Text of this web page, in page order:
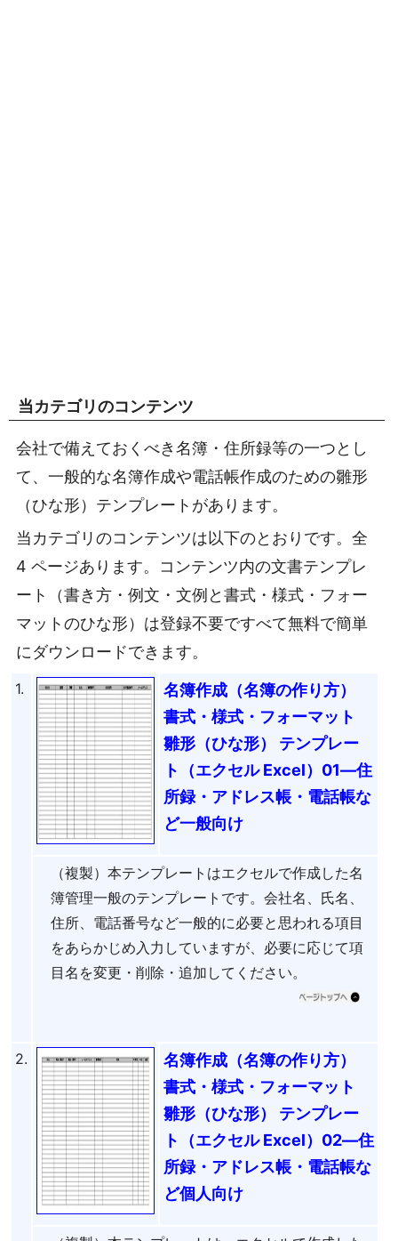
当カテゴリのコンテンツ
会社で備えておくべき名簿・住所録等の一つとし
て、一般的な名簿作成や電話帳作成のための雛形
（ひな形）テンプレートがあります。
当カテゴリのコンテンツは以下のとおりです。全
4 ページあります。コンテンツ内の文書テンプレ
ート（書き方・例文・文例と書式・様式・フォー
マットのひな形）は登録不要ですべて無料で簡単
にダウンロードできます。
1.
名簿作成（名簿の作り方）
書式・様式・フォーマット
雛形（ひな形） テンプレー
ト（エクセル Excel）01―住
所録・アドレス帳・電話帳な
ど一般向け
（複製）本テンプレートはエクセルで作成した名
簿管理一般のテンプレートです。会社名、氏名、
住所、電話番号など一般的に必要と思われる項目
をあらかじめ入力していますが、必要に応じて項
目名を変更・削除・追加してください。
2.
名簿作成（名簿の作り方）
書式・様式・フォーマット
雛形（ひな形） テンプレー
ト（エクセル Excel）02―住
所録・アドレス帳・電話帳な
ど個人向け